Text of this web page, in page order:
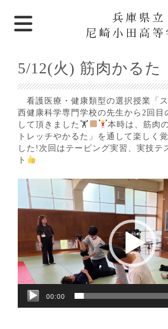
5/12(火) 筋肉かるた
看護医療・健康類型の選択授業「
西健康科学専門学校の先生から2回目
して頂きました🏋
本時は、筋肉
トレッチやかるた」を通して楽しく
した!次回はテーピング実習、実技テ
ト
プ
ヤ
ー
00:00